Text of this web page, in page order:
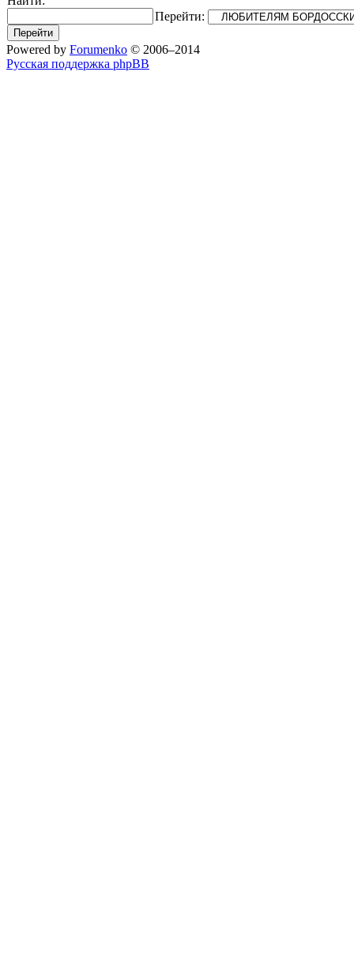
Перейти:
Powered by Forumenko © 2006–2014
Русская поддержка phpBB